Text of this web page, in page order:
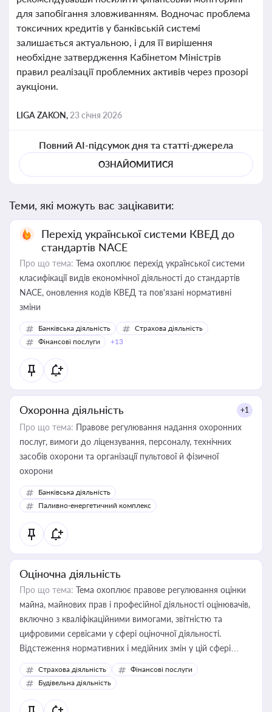
для запобігання зловживанням. Водночас проблема
токсичних кредитів у банківській системі
залишається актуальною, і для її вирішення
необхідне затвердження Кабінетом Міністрів
правил реалізації проблемних активів через прозорі
аукціони.
LIGA ZAKON, 23 січня 2026
Повний AI-підсумок дня та статті-джерела
ОЗНАЙОМИТИСЯ
Теми, які можуть вас зацікавити:
Перехід української системи КВЕД до
стандартів NACE
Про що тема: Тема охоплює перехід української системи
класифікації видів економічної діяльності до стандартів
NACE, оновлення кодів КВЕД та пов'язані нормативні
зміни
Банківська діяльність
Страхова діяльність
Фінансові послуги
+13
Охоронна діяльність +1
Про що тема: Правове регулювання надання охоронних
послуг, вимоги до ліцензування, персоналу, технічних
засобів охорони та організації пультової й фізичної
охорони
Банківська діяльність
Паливно-енергетичний комплекс
Оціночна діяльність
Про що тема: Тема охоплює правове регулювання оцінки
майна, майнових прав і професійної діяльності оцінювачів,
включно з кваліфікаційними вимогами, звітністю та
цифровими сервісами у сфері оціночної діяльності.
Відстеження нормативних і медійних змін у цій сфері
корисне для власника бізнесу, керівника, юриста або
бухгалтера під час оподаткування, приватизації, оренди
державного майна, корпоративних угод і перевірки
статусу суб'єктів оціночної діяльності
Страхова діяльність
Фінансові послуги
Будівельна діяльність